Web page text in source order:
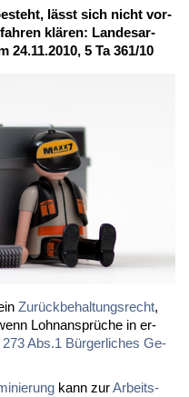
lässt sich nicht vor­
klä­ren: Lan­des­ar­
5 Ta 361/10
Zu­rück­be­hal­tungs­recht,
Lohn­an­sprü­che in er­
273 Abs.1 Bür­ger­li­ches Ge­
kann zurAr­beits­